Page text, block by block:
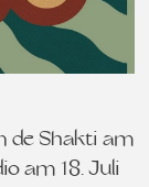
de Shakti am
am 18. Juli